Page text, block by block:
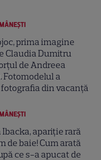
prima imagine
Claudia Dumitru
de Andreea
Fotomodelul a
din vacanță
apariție rară
de baie! Cum arată
ce s-a apucat de